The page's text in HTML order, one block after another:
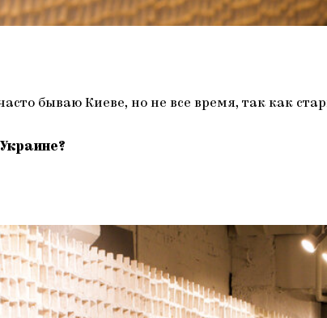
бываю Киеве, но не все время, так как